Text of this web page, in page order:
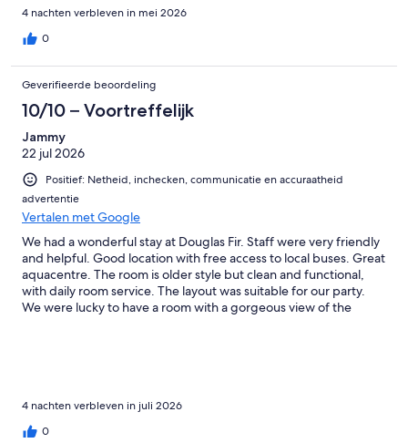
4 nachten verbleven in mei 2026
0
Geverifieerde beoordeling
10/10 – Voortreffelijk
Jammy
22 jul 2026
Positief: Netheid, inchecken, communicatie en accuraatheid
advertentie
Vertalen met Google
We had a wonderful stay at Douglas Fir. Staff were very friendly
and helpful. Good location with free access to local buses. Great
aquacentre. The room is older style but clean and functional,
with daily room service. The layout was suitable for our party.
We were lucky to have a room with a gorgeous view of the
4 nachten verbleven in juli 2026
0